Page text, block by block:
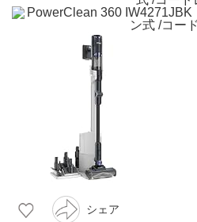
シェア